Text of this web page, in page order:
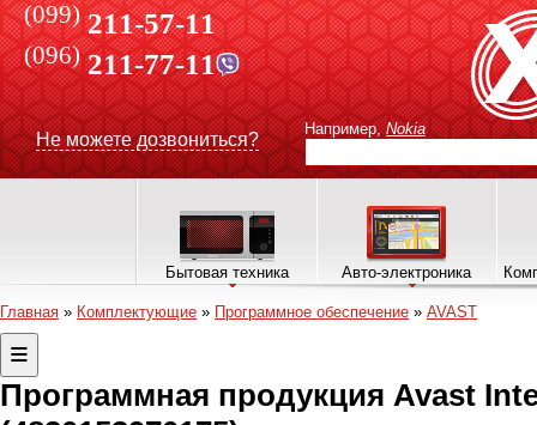
(099) 211-57-11
(096)211-77-11
Не можете дозвониться?
Например, Nokia
Бытовая техника Авто-электроника
Главная » Комплектующие » Программное обеспечение » AVAST
Программная продукция Avast